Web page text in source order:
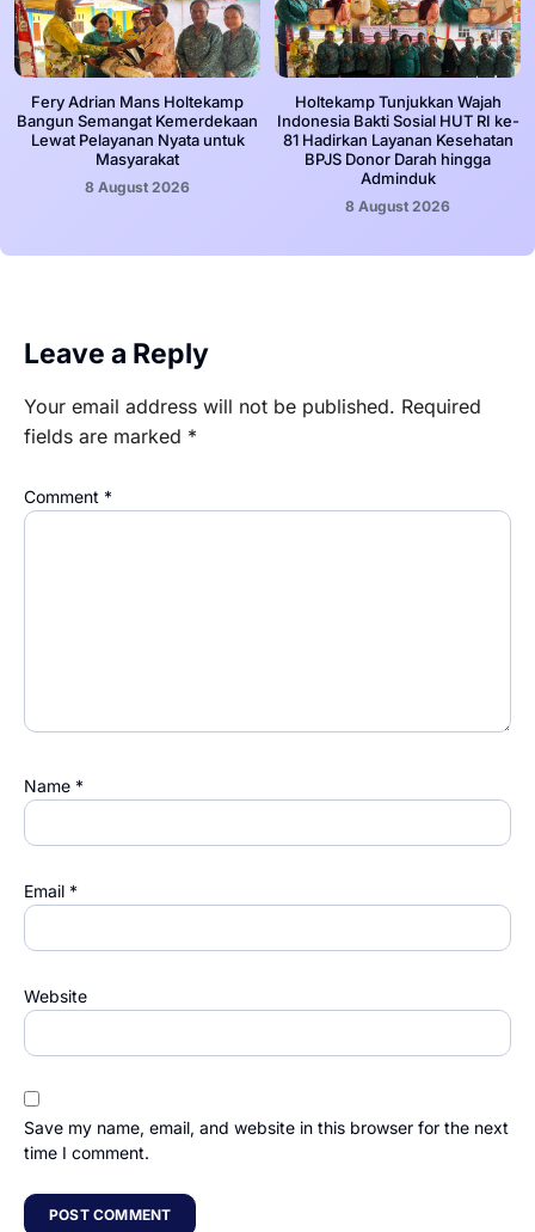
Fery Adrian Mans Holtekamp
Bangun Semangat Kemerdekaan
Lewat Pelayanan Nyata untuk
Masyarakat
8 August 2026
Holtekamp Tunjukkan Wajah
Indonesia Bakti Sosial HUT RI ke-
81 Hadirkan Layanan Kesehatan
BPJS Donor Darah hingga
Adminduk
8 August 2026
Leave a Reply
Your email address will not be published. Required
fields are marked *
Comment *
Name *
Email *
Website
Save my name, email, and website in this browser for the next
time I comment.